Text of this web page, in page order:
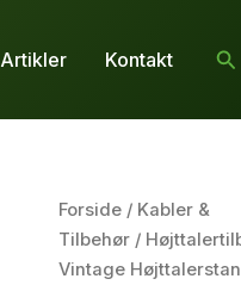
Artikler Kontakt Søg
Forside/ Kabler &
Tilbehør/
Vintage